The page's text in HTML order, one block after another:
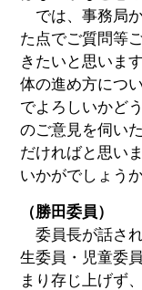
では、事務局
た点でご質問等
きたいと思いま
体の進め方につ
でよろしいかど
のご意見を伺い
だければと思い
いかがでしょうか
（勝田委員）
委員長が話さ
生委員・児童委
まり存じ上げず